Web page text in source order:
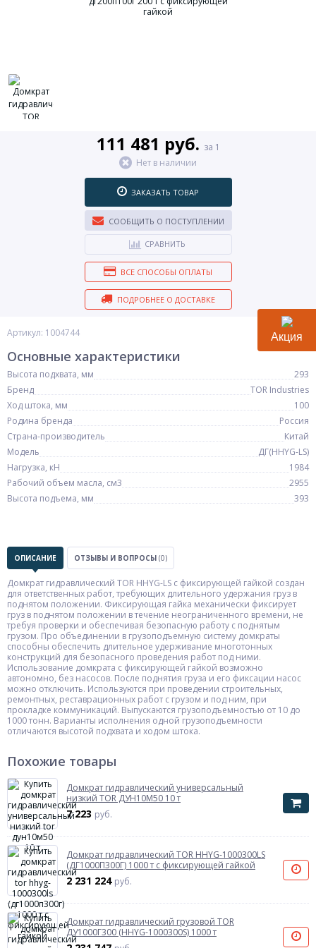
Артикул: 1004744
111 481 руб. за 1
Нет в наличии
ЗАКАЗАТЬ ТОВАР
СООБЩИТЬ О ПОСТУПЛЕНИИ
СРАВНИТЬ
ВСЕ СПОСОБЫ ОПЛАТЫ
ПОДРОБНЕЕ О ДОСТАВКЕ
Основные характеристики
Высота подхвата, мм
293
Бренд
TOR Industries
Ход штока, мм
100
Родина бренда
Россия
Страна-производитель
Китай
Модель
ДГ(HHYG-LS)
Нагрузка, кН
1984
Рабочий объем масла, см3
2955
Высота подъема, мм
393
ОПИСАНИЕ ОТЗЫВЫ И ВОПРОСЫ (0)
Домкрат гидравлический TOR HHYG-LS с фиксирующей гайкой создан
для ответственных работ, требующих длительного удержания груз в
поднятом положении. Фиксирующая гайка механически фиксирует
груз в поднятом положении в течение неограниченного времени, не
требуя проверки и обеспечивая безопасную работу с поднятым
грузом. Про объединении в грузоподъемную систему домкраты
способны обеспечить длительное удерживание многотонных
конструкций для безопасного проведения работ под ними.
Использование домкрата с фиксирующей гайкой возможно
автономно, без насосов. После поднятия груза и его фиксации насос
можно отключить. Используются при проведении строительных,
ремонтных, реставрационных работ с грузом и под ним, при
прокладке коммуникаций. Выпускаются грузоподъемностью от 10 до
1000 тонн. Варианты исполнения одной грузоподъемности
отличаются высотой подхвата и ходом штока.
Похожие товары
Домкрат гидравлический универсальный
низкий TOR ДУН10М50 10 т
7 223 руб.
Домкрат гидравлический TOR HHYG-1000300LS
(ДГ1000П300Г) 1000 т с фиксирующей гайкой
2 231 224 руб.
Домкрат гидравлический грузовой TOR
ДУ1000Г300 (HHYG-1000300S) 1000 т
Акция